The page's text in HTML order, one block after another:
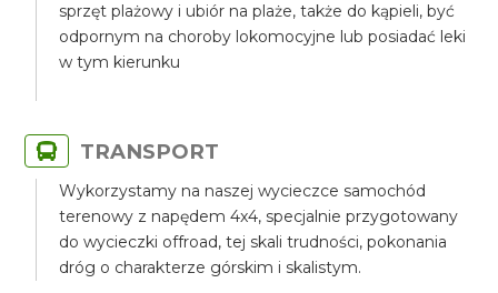
sprzęt plażowy i ubiór na plaże, także do kąpieli, być
odpornym na choroby lokomocyjne lub posiadać leki
w tym kierunku
TRANSPORT
Wykorzystamy na naszej wycieczce samochód
terenowy z napędem 4x4, specjalnie przygotowany
do wycieczki offroad, tej skali trudności, pokonania
dróg o charakterze górskim i skalistym.